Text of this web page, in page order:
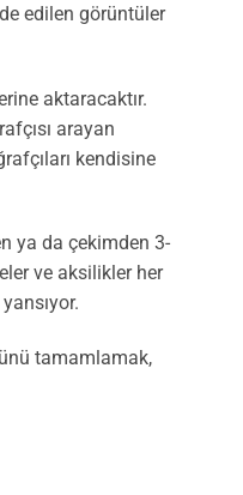
edilen görüntüler
aktaracaktır.
arayan
kendisine
ya da çekimden 3-
ve aksilikler her
tamamlamak,